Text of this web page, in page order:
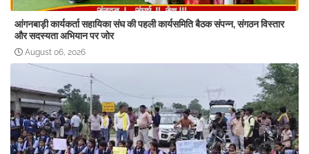
आंगनबाड़ी कार्यकर्ता सहायिका संघ की पहली कार्यसमिति बैठक संपन्न, संगठन विस्तार
और सदस्यता अभियान पर जोर
August 06, 2026